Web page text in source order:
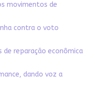
movimentos de
contra o voto
de reparação econômica
dando voz a